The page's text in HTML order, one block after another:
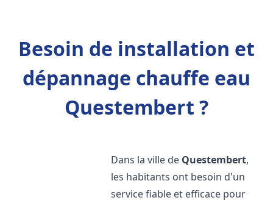
Besoin de installation et
dépannage chauffe eau
Questembert ?
Dans la ville de Questembert,
les habitants ont besoin d'un
service fiable et efficace pour